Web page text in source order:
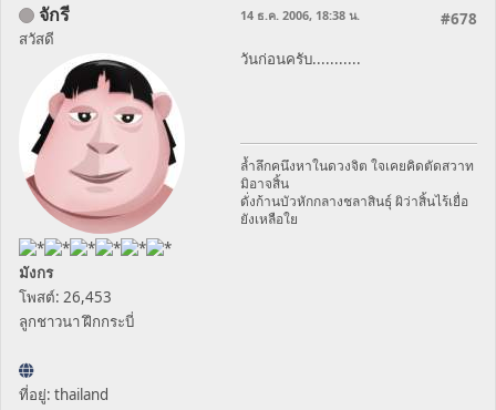
จักรี
สวัสดี
มังกร
โพสต์: 26,453
ลูกชาวนา ฝึกกระบี่
ที่อยู่: thailand
#678
14 ธ.ค. 2006, 18:38 น.
วันก่อนครับ...........
ล้ำลึกคนึงหาในดวงจิต ใจเคยคิดตัดสวาท
มิอาจสิ้น
ดั่งก้านบัวหักกลางชลาสินธุ์ ผิว่าสิ้นไร้เยื่อ
ยังเหลือใย